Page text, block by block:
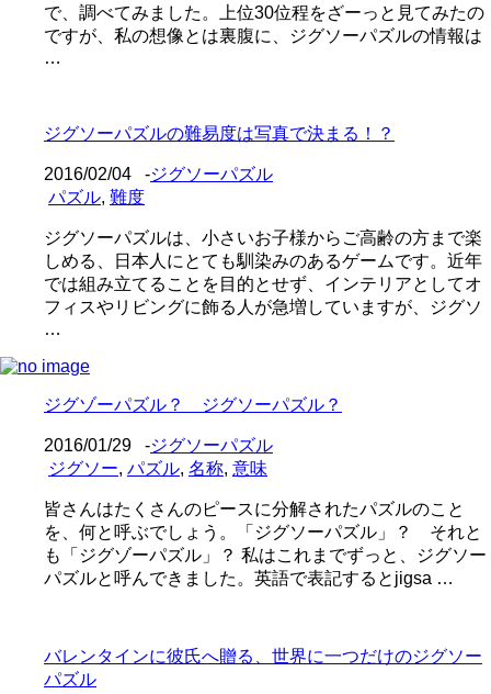
で、調べてみました。上位30位程をざーっと見てみたの
ですが、私の想像とは裏腹に、ジグソーパズルの情報は
…
ジグソーパズルの難易度は写真で決まる！？
2016/02/04 -ジグソーパズル
パズル, 難度
ジグソーパズルは、小さいお子様からご高齢の方まで楽
しめる、日本人にとても馴染みのあるゲームです。近年
では組み立てることを目的とせず、インテリアとしてオ
フィスやリビングに飾る人が急増していますが、ジグソ
…
ジグゾーパズル？ ジグソーパズル？
2016/01/29 -ジグソーパズル
ジグソー, パズル, 名称, 意味
皆さんはたくさんのピースに分解されたパズルのこと
を、何と呼ぶでしょう。「ジグソーパズル」？ それと
も「ジグゾーパズル」？ 私はこれまでずっと、ジグソー
パズルと呼んできました。英語で表記するとjigsa …
バレンタインに彼氏へ贈る、世界に一つだけのジグソー
パズル